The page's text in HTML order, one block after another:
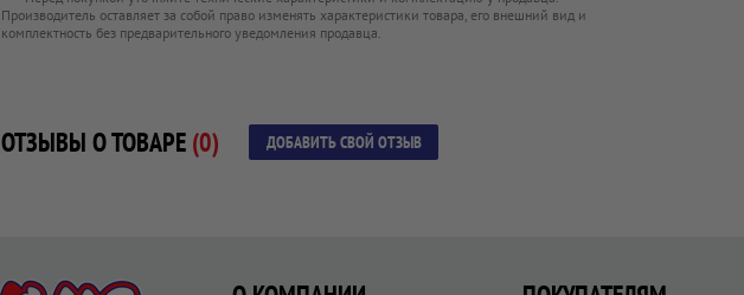
Производитель оставляет за собой право изменять характеристики товара, его внешний вид и
комплектность без предварительного уведомления продавца.
ОТЗЫВЫ О ТОВАРЕ (0) ДОБАВИТЬ СВОЙ ОТЗЫВ